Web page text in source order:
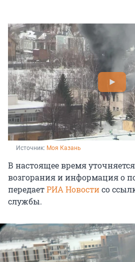
Источник: Моя Казань
В настоящее время
возгорания и информация о
передаетРИА Новостисо
службы.